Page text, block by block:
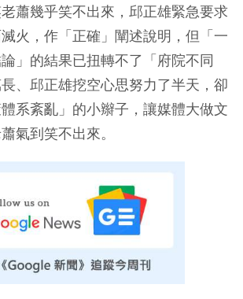
蕭幾乎笑不出來，邱正雄緊急要求
火，作「正確」闡述說明，但「一
」的結果已扭轉不了「府院不同
、邱正雄挖空心思努力了半天，卻
系紊亂」的小辮子，讓媒體大做文
氣到笑不出來。